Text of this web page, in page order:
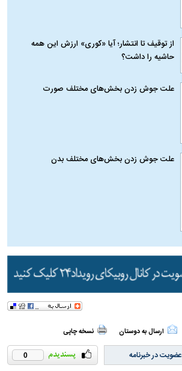
از توقیف تا انتشار؛ آیا «کوری» ارزش این همه
حاشیه را داشت؟
علت جوش زدن بخش‌های مختلف صورت
علت جوش زدن بخش‌های مختلف بدن
ارسال به دوستان نسخه چاپی
0 عضویت در خبرنامه